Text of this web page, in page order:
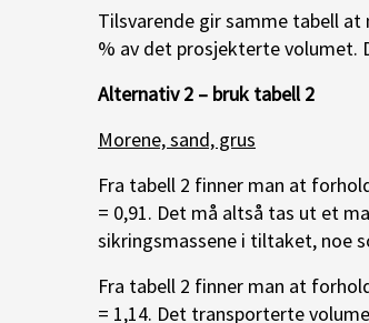
Tilsvarende gir samme tabell
% av det prosjekterte volumet.
Alternativ 2 – bruk tabell 2
Morene, sand, grus
Fra tabell 2 finner man at
= 0,91. Det må altså tas ut et
sikringsmassene i tiltaket, noe
Fra tabell 2 finner man at
= 1,14. Det transporterte